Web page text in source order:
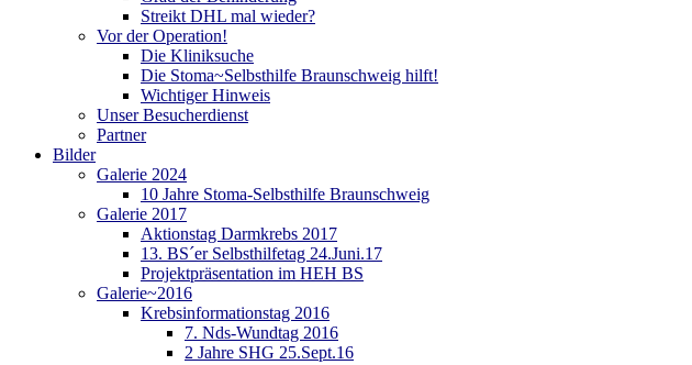
Streikt DHL mal wieder?
Vor der Operation!
Die Kliniksuche
Die Stoma~Selbsthilfe Braunschweig hilft!
Wichtiger Hinweis
Unser Besucherdienst
Partner
Bilder
Galerie 2024
10 Jahre Stoma-Selbsthilfe Braunschweig
Galerie 2017
Aktionstag Darmkrebs 2017
13. BS´er Selbsthilfetag 24.Juni.17
Projektpräsentation im HEH BS
Galerie~2016
Krebsinformationstag 2016
7. Nds-Wundtag 2016
2 Jahre SHG 25.Sept.16